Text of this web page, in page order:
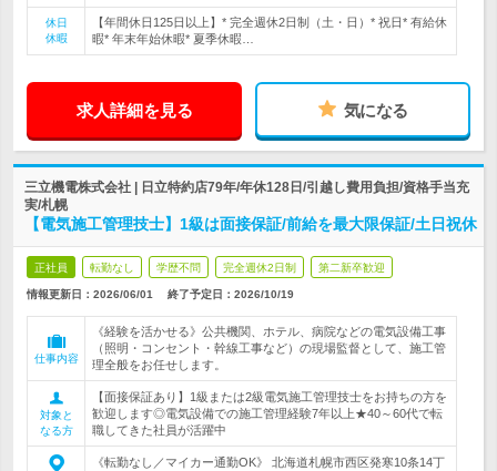
休日
休暇
【年間休日125日以上】* 完全週休2日制（土・日）* 祝日* 有給休
暇* 年末年始休暇* 夏季休暇…
求人詳細を見る 気になる
三立機電株式会社 | 日立特約店79年/年休128日/引越し費用負担/資格手当充
実/札幌
【電気施工管理技士】1級は面接保証/前給を最大限保証/土日祝休
正社員 転勤なし 学歴不問 完全週休2日制 第二新卒歓迎
情報更新日：2026/06/01 終了予定日： 2026/10/19
仕事内容
《経験を活かせる》公共機関、ホテル、病院などの電気設備工事
（照明・コンセント・幹線工事など）の現場監督として、施工管
理全般をお任せします。
対象と
なる方
【面接保証あり】1級または2級電気施工管理技士をお持ちの方を
歓迎します◎電気設備での施工管理経験7年以上★40～60代で転
職してきた社員が活躍中
《転勤なし／マイカー通勤OK》 北海道札幌市西区発寒10条14丁